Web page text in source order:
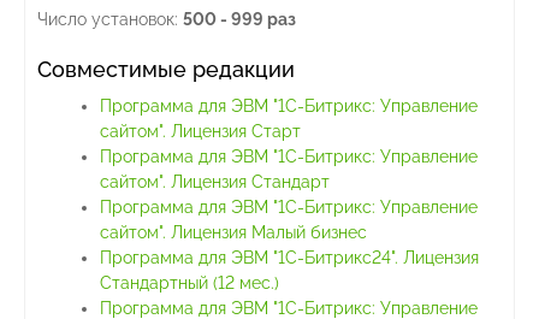
Число установок: 500 - 999 раз
Совместимые редакции
Программа для ЭВМ "1С-Битрикс: Управление
сайтом". Лицензия Старт
Программа для ЭВМ "1С-Битрикс: Управление
сайтом". Лицензия Стандарт
Программа для ЭВМ "1С-Битрикс: Управление
сайтом". Лицензия Малый бизнес
Программа для ЭВМ "1С-Битрикс24". Лицензия
Стандартный (12 мес.)
Программа для ЭВМ "1С-Битрикс: Управление